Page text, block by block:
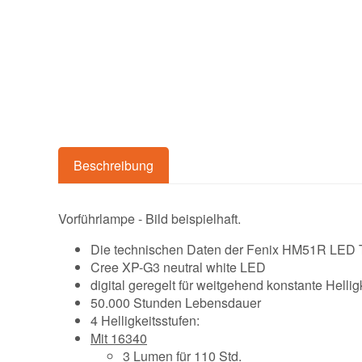
Beschreibung
Vorführlampe - Bild beispielhaft.
Die technischen Daten der Fenix HM51R LED
Cree XP-G3 neutral white LED
digital geregelt für weitgehend konstante
50.000 Stunden Lebensdauer
4 Helligkeitsstufen:
Mit 16340
3 Lumen für 110 Std.